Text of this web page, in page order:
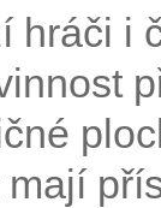
hráči i